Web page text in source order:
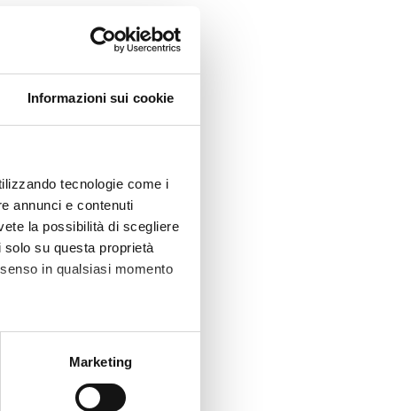
Informazioni sui cookie
tecnologie come i
annunci e contenuti
la possibilità di scegliere
su questa proprietà
in qualsiasi momento
metro,Marketing